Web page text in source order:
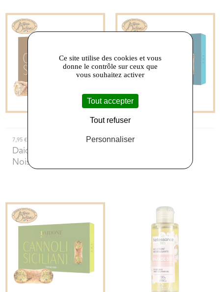
7,95 €
Daidone
Noisettes 120g
7,95 €
Ce site utilise des cookies et vous
donne le contrôle sur ceux que
vous souhaitez activer
Tout accepter
Tout refuser
Personnaliser